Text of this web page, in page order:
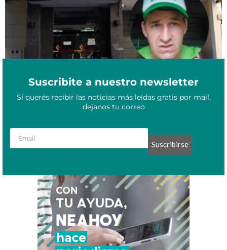
Suscribite a nuestro newsletter
Si querés recibir las noticias más leídas gratis por mail,
dejanos tu correo
Suscribirse